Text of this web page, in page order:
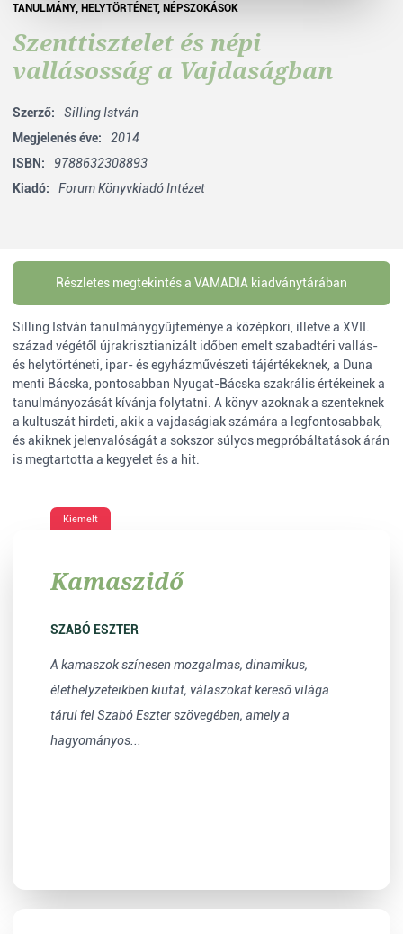
TANULMÁNY, HELYTÖRTÉNET, NÉPSZOKÁSOK
Szenttisztelet és népi
vallásosság a Vajdaságban
Szerző:
Silling István
Megjelenés éve:
2014
ISBN:
9788632308893
Kiadó:
Forum Könyvkiadó Intézet
Részletes megtekintés a VAMADIA kiadványtárában
Silling István tanulmánygyűjteménye a középkori, illetve a XVII.
század végétől újrakrisztianizált időben emelt szabadtéri vallás-
és helytörténeti, ipar- és egyházművészeti tájértékeknek, a Duna
menti Bácska, pontosabban Nyugat-Bácska szakrális értékeinek a
tanulmányozását kívánja folytatni. A könyv azoknak a szenteknek
a kultuszát hirdeti, akik a vajdaságiak számára a legfontosabbak,
és akiknek jelenvalóságát a sokszor súlyos megpróbáltatások árán
is megtartotta a kegyelet és a hit.
Kiemelt
Kamaszidő
SZABÓ ESZTER
A kamaszok színesen mozgalmas, dinamikus,
élethelyzeteikben kiutat, válaszokat kereső világa
tárul fel Szabó Eszter szövegében, amely a
hagyományos...